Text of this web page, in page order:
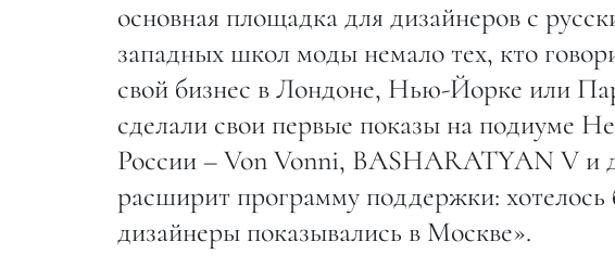
основная площадка для дизайнеров с
западных школ моды немало тех, кто
свой бизнес в Лондоне, Нью-Йорке или
сделали свои первые показы на подиуме
России – Von Vonni, BASHARATYAN V и
расширит программу поддержки:
дизайнеры показывались в Москве».